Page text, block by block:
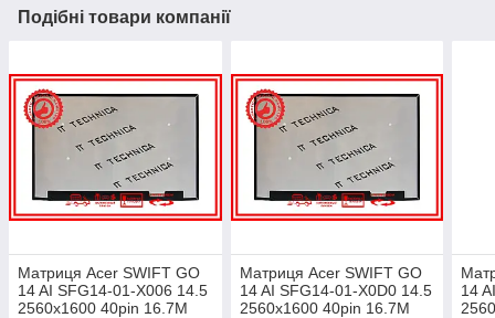
Подібні товари компанії
Матриця Acer SWIFT GO
14 AI SFG14-01-X006 14.5
2560x1600 40pin 16.7M
Матриця Acer SWIFT GO
14 AI SFG14-01-X0D0 14.5
2560x1600 40pin 16.7M
14